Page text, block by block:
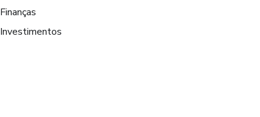
Finanças
Investimentos